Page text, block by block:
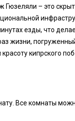
Гюзеляли – это
езды, что
жизни,
кипрского
Все комнаты